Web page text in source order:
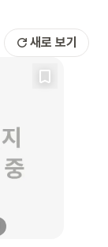
새로 보기